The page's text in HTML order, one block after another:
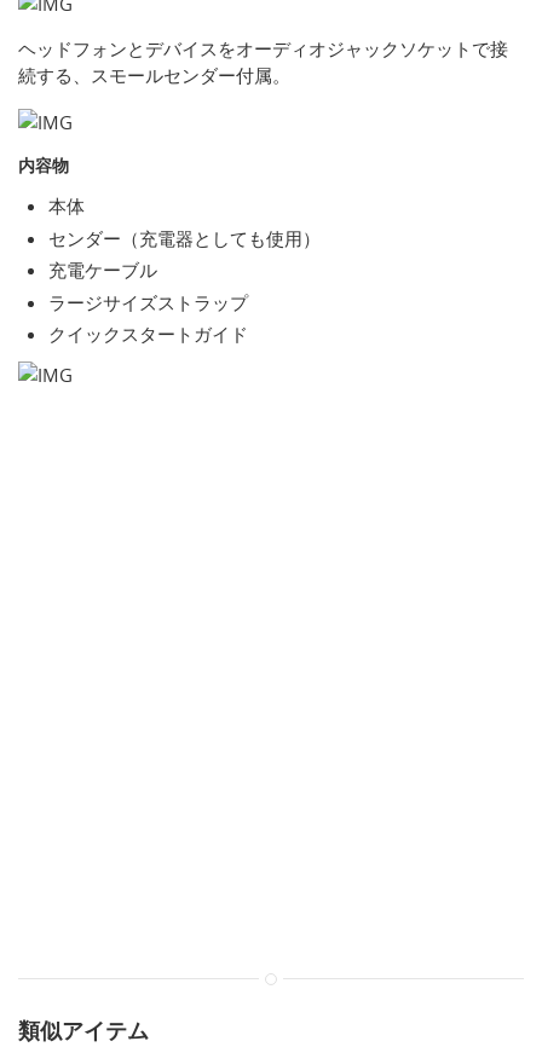
ヘッドフォンとデバイスをオーディオジャックソケットで接
続する、スモールセンダー付属。
内容物
本体
センダー（充電器としても使用）
充電ケーブル
ラージサイズストラップ
クイックスタートガイド
類似アイテム